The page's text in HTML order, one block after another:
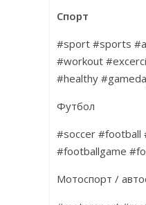
Спорт
#sport #sports
#workout
#healthy
Футбол
#soccer #football
#footballgame
Мотоспорт /